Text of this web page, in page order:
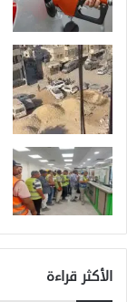
الأكثر قراءة